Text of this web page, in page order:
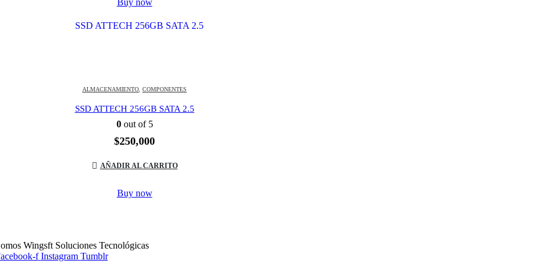
Buy now
ALMACENAMIENTO COMPONENTES
SSD ATTECH 256GB SATA 2.5
0out of 5
$250,000
AÑADIR AL CARRITO
Buy now
Wingsft Soluciones Tecnológicas
f Instagram Tumblr